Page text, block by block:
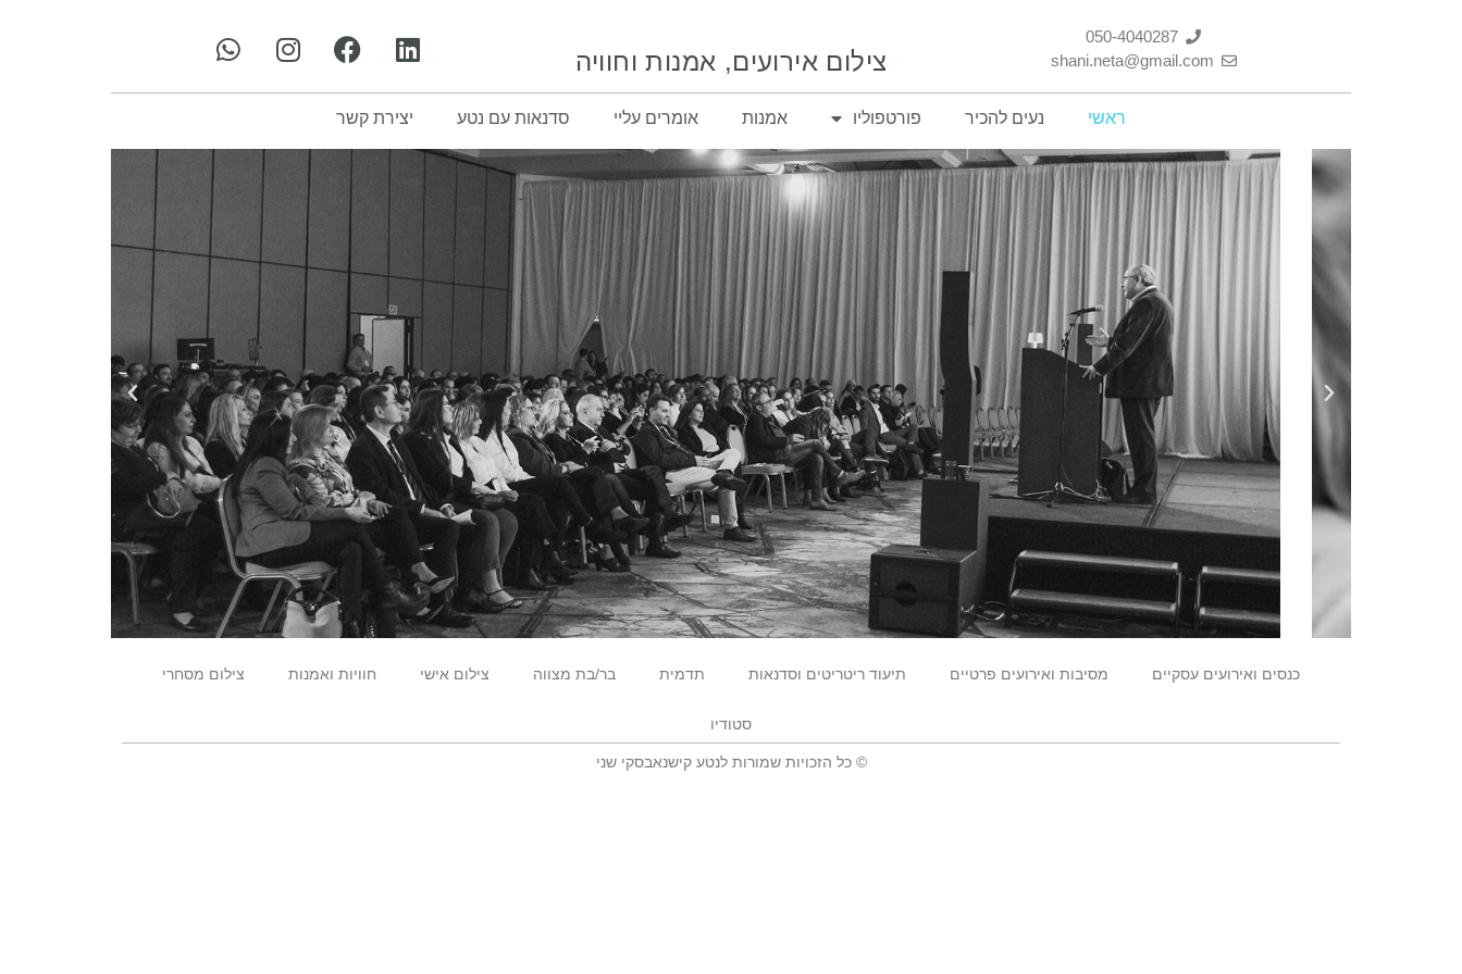
050-4040287
shani.neta@gmail.com
צילום אירועים, אמנות וחוויה
ראשי נעים להכיר פורטפוליו אמנות אומרים עליי סדנאות עם נטע יצירת קשר
כנסים ואירועים עסקיים מסיבות ואירועים פרטיים תיעוד ריטריטים וסדנאות תדמית בר/בת מצווה צילום אישי חוויות ואמנות צילום מסחרי
סטודיו
© כל הזכויות שמורות לנטע קישנאבסקי שני